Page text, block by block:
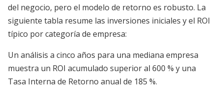
del negocio, pero el modelo de retorno es robusto. La
siguiente tabla resume las inversiones iniciales y el ROI
típico por categoría de empresa:
Un análisis a cinco años para una mediana empresa
muestra un ROI acumulado superior al 600 % y una
Tasa Interna de Retorno anual de 185 %.